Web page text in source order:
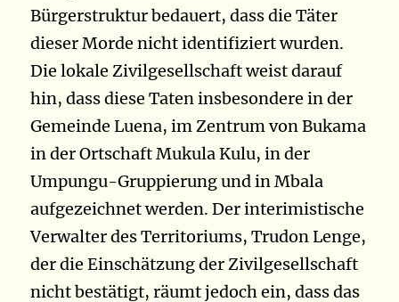
Bürgerstruktur bedauert, dass die Täter
dieser Morde nicht identifiziert wurden.
Die lokale Zivilgesellschaft weist darauf
hin, dass diese Taten insbesondere in der
Gemeinde Luena, im Zentrum von Bukama
in der Ortschaft Mukula Kulu, in der
Umpungu-Gruppierung und in Mbala
aufgezeichnet werden. Der interimistische
Verwalter des Territoriums, Trudon Lenge,
der die Einschätzung der Zivilgesellschaft
nicht bestätigt, räumt jedoch ein, dass das